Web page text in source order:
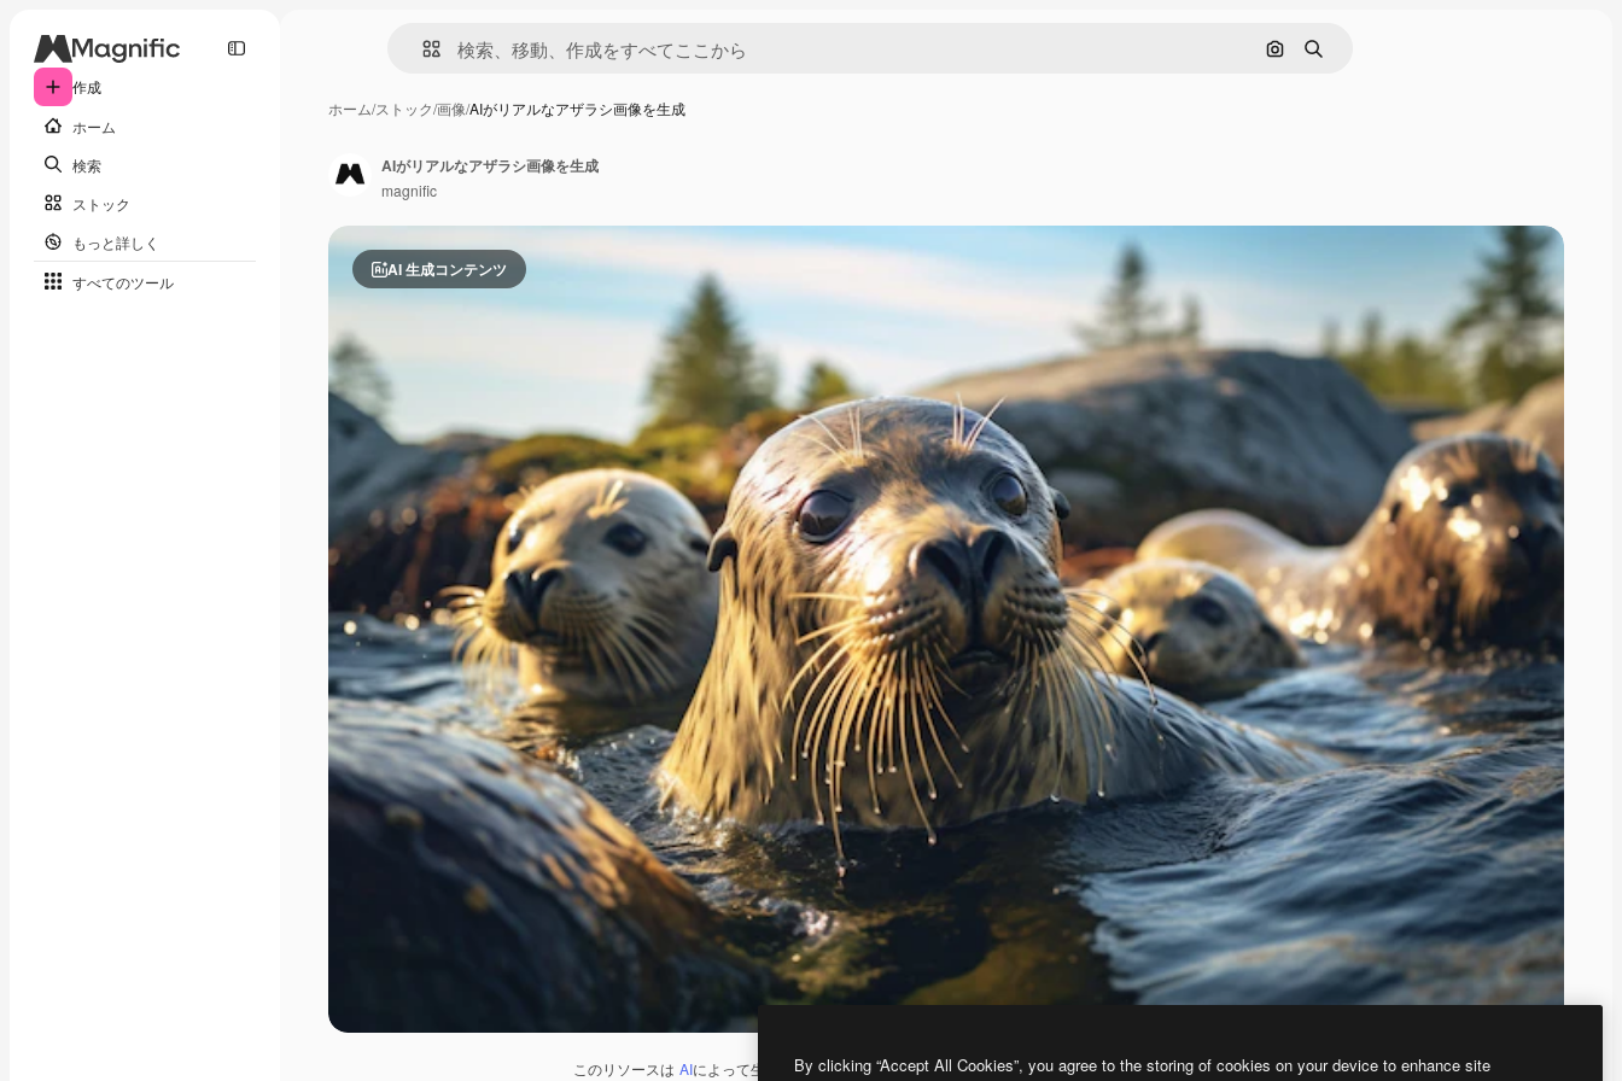
作成
ホーム
検索
ストック
もっと詳しく
すべてのツール
画像で検索
検索
ホーム/ストック/画像/AIがリアルなアザラシ画像を生成
AI 生成コンテンツ
このリソースは AIによって生成されたものです。 AI画像生成ツールを使うと、あなた独自の画像を作成できます。
AIがリアルなアザラシ画像を生成
magnific
By clicking “Accept All Cookies”, you agree to the storing of cookies on your device to enhance site